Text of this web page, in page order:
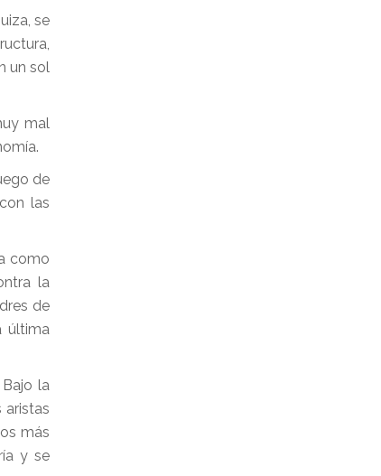
se
un sol
mal
de
las
como
la
de
última
la
aristas
más
y se